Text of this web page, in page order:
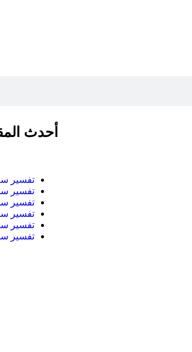
أحدث
تفسير
تفسير
تفسير
تفسير
تفسير
تفسير